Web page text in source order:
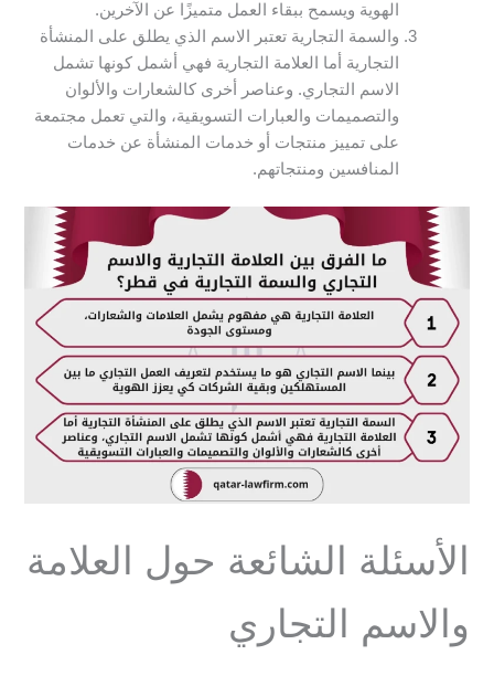
الهوية ويسمح ببقاء العمل متميزًا عن الآخرين.
والسمة التجارية تعتبر الاسم الذي يطلق على المنشأة
التجارية أما العلامة التجارية فهي أشمل كونها تشمل
الاسم التجاري. وعناصر أخرى كالشعارات والألوان
والتصميمات والعبارات التسويقية، والتي تعمل مجتمعة
على تمييز منتجات أو خدمات المنشأة عن خدمات
المنافسين ومنتجاتهم.
الأسئلة الشائعة حول العلامة
والاسم التجاري